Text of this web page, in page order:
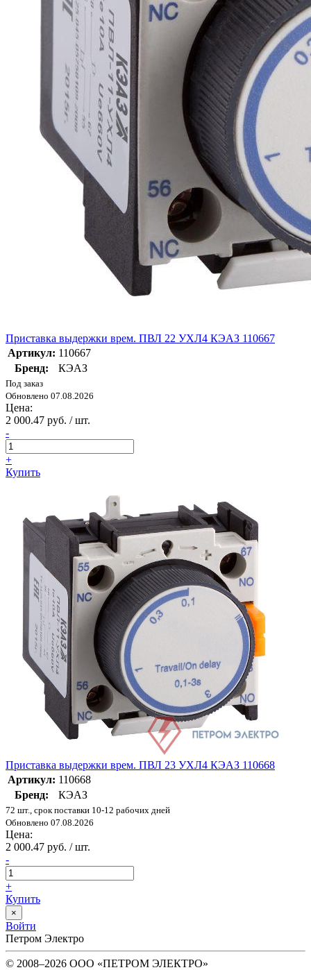
Приставка выдержки врем. ПВЛ 22 УХЛ4 КЭАЗ 110667
Артикул: 110667
Бренд:
КЭАЗ
Под заказ
Обновлено 07.08.2026
Цена:
2 000.47 руб. / шт.
-
+
Купить
Приставка выдержки врем. ПВЛ 23 УХЛ4 КЭАЗ 110668
Артикул: 110668
Бренд:
КЭАЗ
72 шт., срок поставки 10-12 рабочих дней
Обновлено 07.08.2026
Цена:
2 000.47 руб. / шт.
-
+
Купить
×
Войти
Петром Электро
© 2008–2026 ООО «ПЕТРОМ ЭЛЕКТРО»